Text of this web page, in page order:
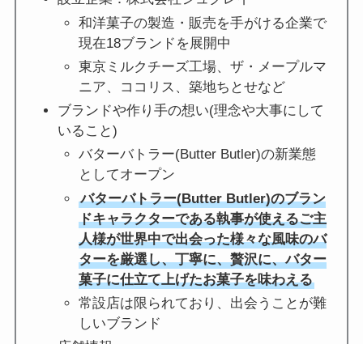
和洋菓子の製造・販売を手がける企業で
現在18ブランドを展開中
東京ミルクチーズ工場、ザ・メープルマ
ニア、ココリス、築地ちとせなど
ブランドや作り手の想い(理念や大事にして
いること)
バターバトラー(Butter Butler)の新業態
としてオープン
バターバトラー(Butter Butler)のブラン
ドキャラクターである執事が使えるご主
人様が世界中で出会った様々な風味のバ
ターを厳選し、丁寧に、贅沢に、バター
菓子に仕立て上げたお菓子を味わえる
常設店は限られており、出会うことが難
しいブランド